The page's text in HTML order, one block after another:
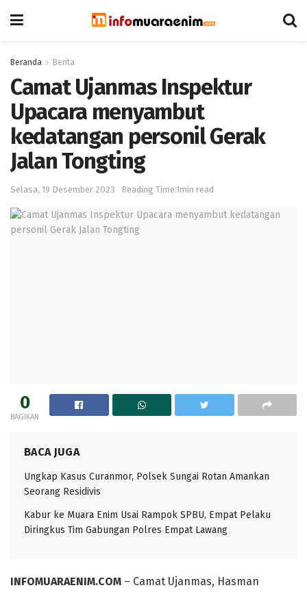
Beranda Berita
Camat Ujanmas Inspektur
Upacara menyambut
kedatangan personil Gerak
Jalan Tongting
Selasa, 19 Desember 2023 Reading Time:1min read
0
BAGIKAN
BACA JUGA
Ungkap Kasus Curanmor, Polsek Sungai Rotan Amankan
Seorang Residivis
Kabur ke Muara Enim Usai Rampok SPBU, Empat Pelaku
Diringkus Tim Gabungan Polres Empat Lawang
INFOMUARAENIM.COM – Camat Ujanmas, Hasman